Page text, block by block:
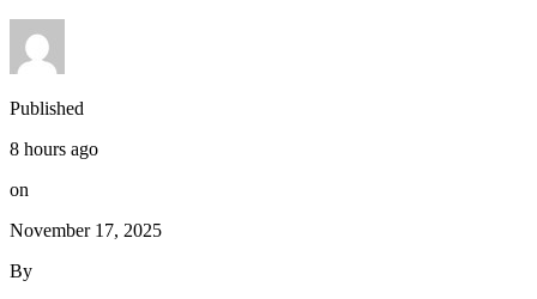
Published
8 hours ago
on
November 17, 2025
By